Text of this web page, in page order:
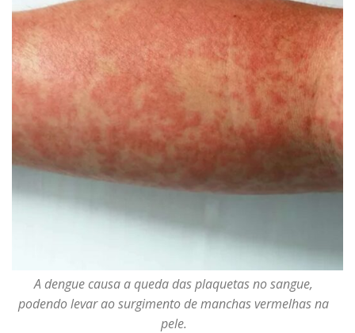
A dengue causa a queda das plaquetas no sangue,
podendo levar ao surgimento de manchas vermelhas na
pele.